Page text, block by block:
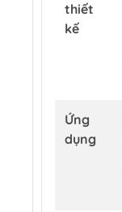
thiết
kế
Ứng
dụng